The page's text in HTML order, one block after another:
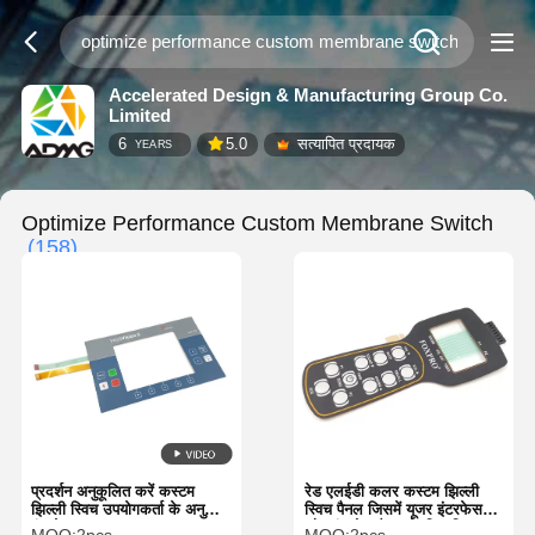
Accelerated Design & Manufacturing Group Co.
Limited
6 YEARS 5.0 सत्यापित प्रदायक
Optimize Performance Custom Membrane Switch
(158)
प्रदर्शन अनुकूलित करें कस्टम
झिल्ली स्विच उपयोगकर्ता के अनुकूल
इंटरफ़ेस समाधान
रेड एलईडी कलर कस्टम झिल्ली
स्विच पैनल जिसमें यूजर इंटरफेस
और कंट्रोल पैनल के लिए डिज़ाइन